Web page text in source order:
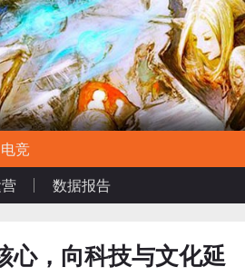
电竞
数据报告
心，向科技与文化延